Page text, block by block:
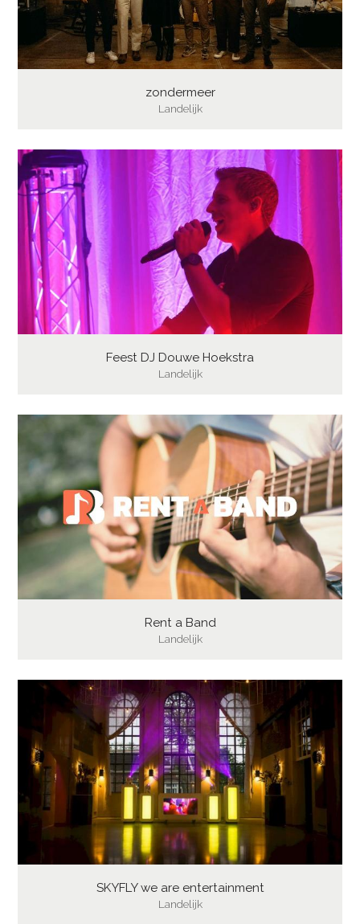
zondermeer
Landelijk
Feest DJ Douwe Hoekstra
Landelijk
Rent a Band
Landelijk
SKYFLY we are entertainment
Landelijk